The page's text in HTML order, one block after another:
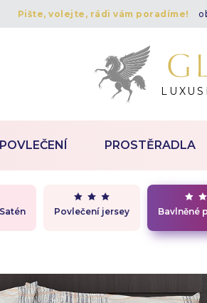
Pište, volejte, rádi vám poradíme!
Povlečení jersey Bavlněné
PROSTĚRADLA